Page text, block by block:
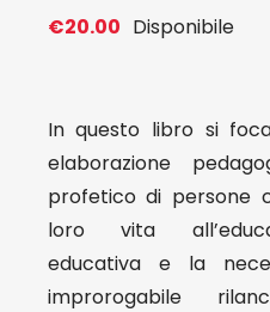
€20.00 Disponibile
In questo libro si
elaborazione
profetico di persone
loro vita
educativa e la
improrogabile